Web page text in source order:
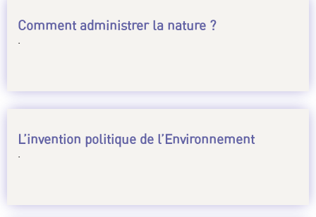
Comment administrer la nature ?
.
L’invention politique de l’Environnement
.